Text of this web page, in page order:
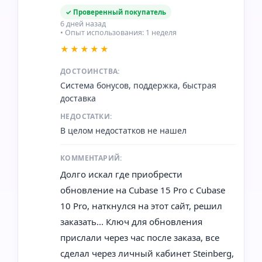
✓ Проверенный покупатель
6 дней назад
• Опыт использования: 1 неделя
★★★★★
ДОСТОИНСТВА:
Система бонусов, поддержка, быстрая
доставка
НЕДОСТАТКИ:
В целом недостатков не нашел
КОММЕНТАРИЙ:
Долго искал где приобрести
обновление на Cubase 15 Pro с Cubase
10 Pro, наткнулся на этот сайт, решил
заказать... Ключ для обновления
прислали через час после заказа, все
сделал через личный кабинет Steinberg,